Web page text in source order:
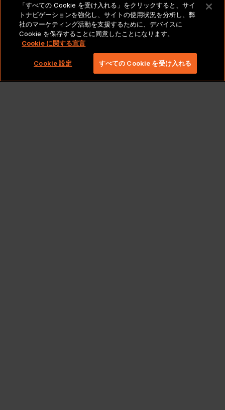
法的通知とポリシー
Copyright 2026 Lionbridge Technologies、LLC. All
rights reserved。
「すべての Cookie を受け入れる」をクリックすると、サイ
トナビゲーションを強化し、サイトの使用状況を分析し、弊
社のマーケティング活動を支援するために、デバイスに
Cookie を保存することに同意したことになります。
Cookie に関する宣言
Cookie 設定 すべての Cookie を受け入れる